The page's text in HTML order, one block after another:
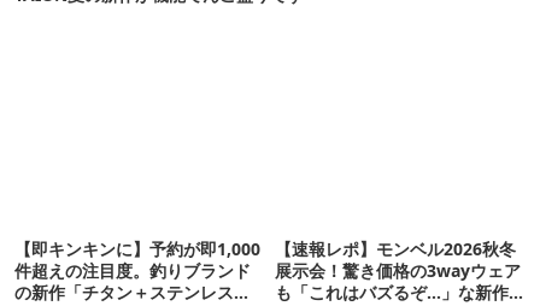
【即キンキンに】予約が即1,000
件超えの注目度。釣りブランド
の新作「チタン＋ステンレスの
【速報レポ】モンベル2026秋冬
展示会！驚き価格の3wayウェア
も「これはバズるぞ…」な新作